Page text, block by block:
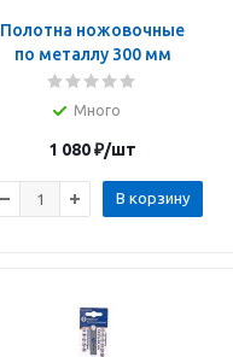
Полотна ножовочные
по металлу 300 мм
Много
1 080₽/шт
В корзину